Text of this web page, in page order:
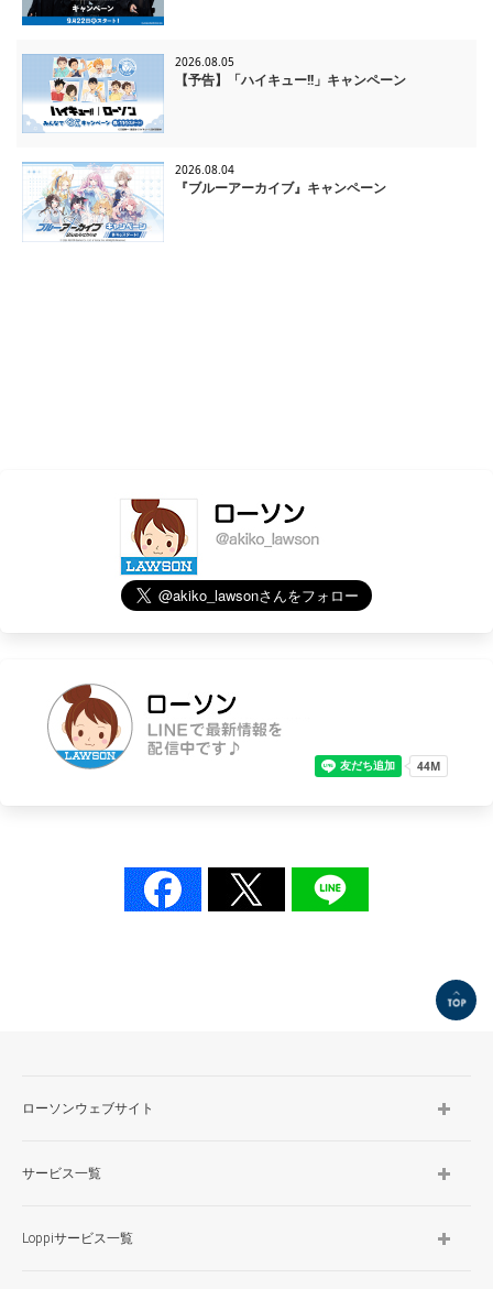
2026.08.05
【予告】「ハイキュー!!」キャンペーン
2026.08.04
『ブルーアーカイブ』キャンペーン
ローソンウェブサイト
サービス一覧
Loppiサービス一覧